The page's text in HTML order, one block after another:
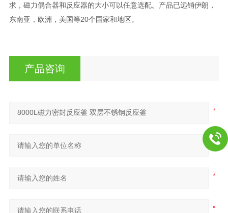
求，磁力偶合器和反应器的大小可以任意选配。产品已远销伊朗，
东南亚，欧洲，美国等20个国家和地区。
产品咨询